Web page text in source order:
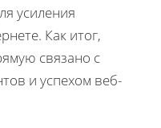
усиления
Как итог,
связано с
и успехом веб-